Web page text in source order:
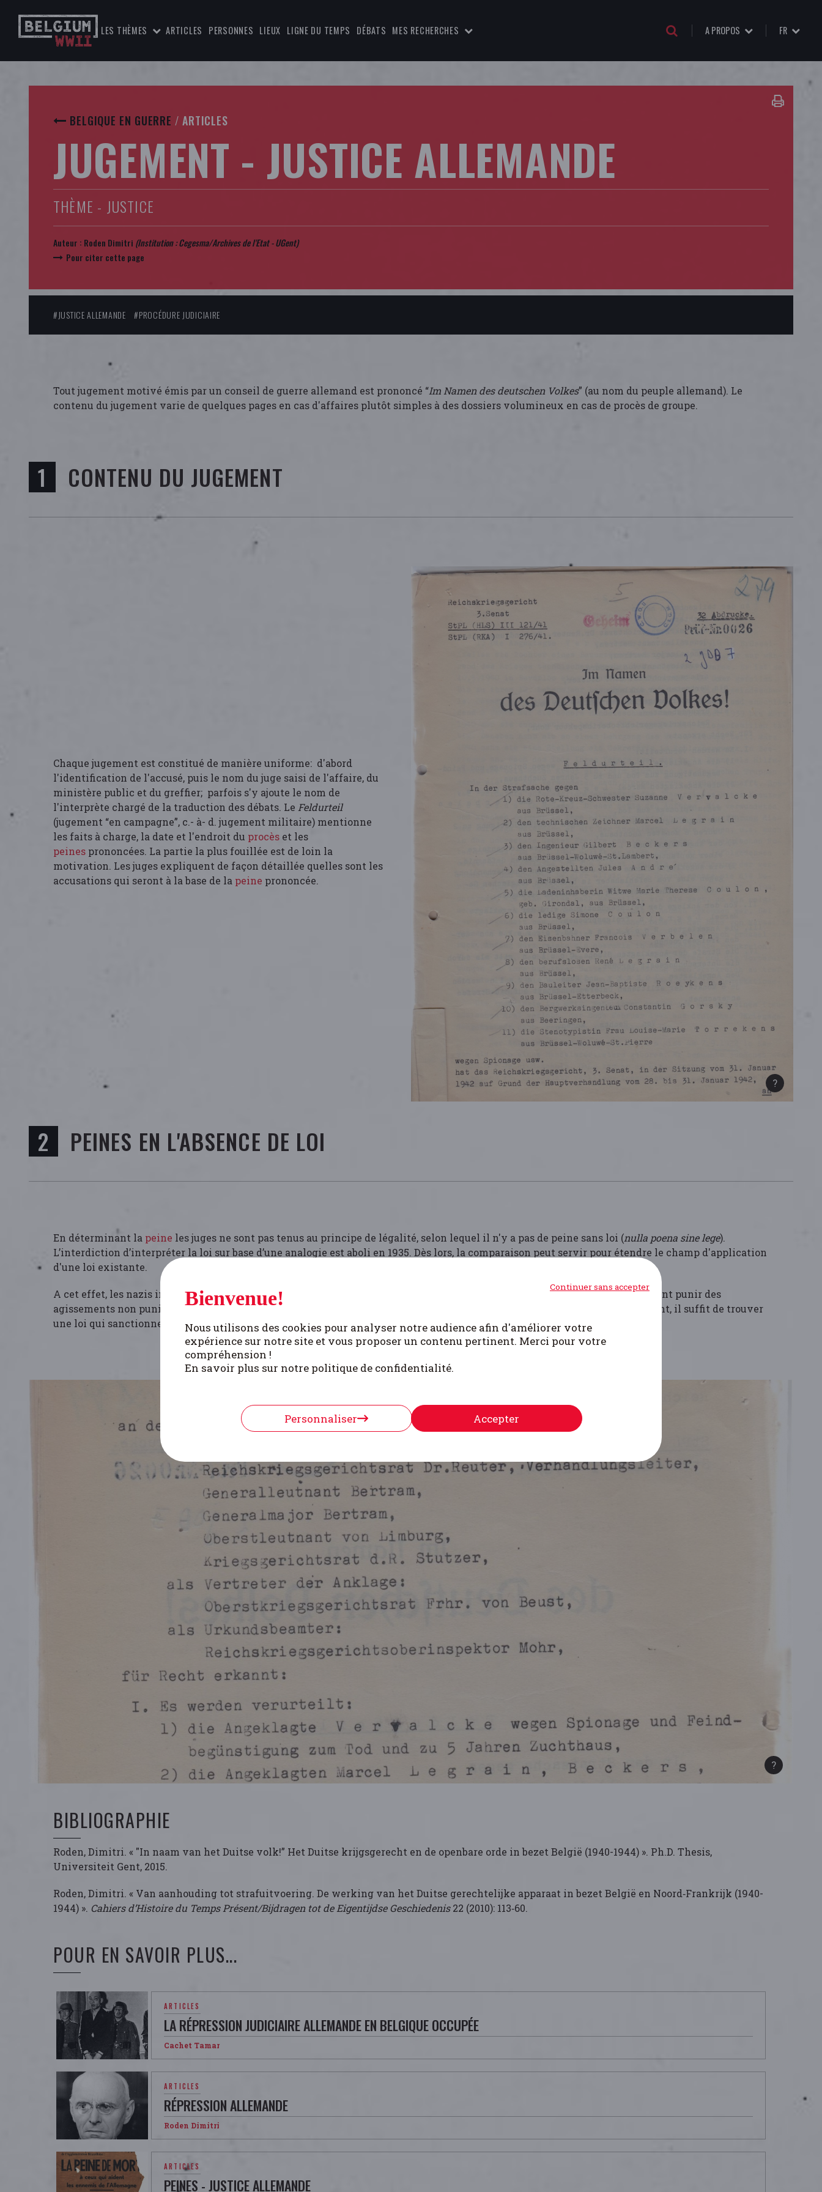
LES THÈMES ARTICLES PERSONNES LIEUX LIGNE DU TEMPS DÉBATS MES RECHERCHES A PROPOS FR
BELGIQUE EN GUERRE / ARTICLES
JUGEMENT - JUSTICE ALLEMANDE
THÈME - JUSTICE
Auteur : Roden Dimitri (Institution : Cegesma/Archives de l'Etat - UGent)
Pour citer cette page
#JUSTICE ALLEMANDE #PROCÉDURE JUDICIAIRE
Tout jugement motivé émis par un conseil de guerre allemand est prononcé “Im Namen des deutschen Volkes” (au nom du peuple allemand). Le
contenu du jugement varie de quelques pages en cas d'affaires plutôt simples à des dossiers volumineux en cas de procès de groupe.
CONTENU DU JUGEMENT
Chaque jugement est constitué de manière uniforme: d'abord
l'identification de l'accusé, puis le nom du juge saisi de l'affaire, du
ministère public et du greffier; parfois s'y ajoute le nom de
l'interprète chargé de la traduction des débats. Le Feldurteil
(jugement “en campagne”, c.- à- d. jugement militaire) mentionne
les faits à charge, la date et l'endroit du procès et les
peines prononcées. La partie la plus fouillée est de loin la
motivation. Les juges expliquent de façon détaillée quelles sont les
accusations qui seront à la base de la peine prononcée.
PEINES EN L'ABSENCE DE LOI
En déterminant la peine les juges ne sont pas tenus au principe de légalité, selon lequel il n'y a pas de peine sans loi (nulla poena sine lege).
L’interdiction d’interpréter la loi sur base d’une analogie est aboli en 1935. Dès lors, la comparaison peut servir pour étendre le champ d'application
d'une loi existante.
A cet effet, les nazis introduisent le principe du “
” (bon sens populaire) dans le droit: les juges peuvent punir des
agissements non punissables selon laloilorsque le “bon sens populaire” l'exige. En ce qui concerne la motivation du jugement, il suffit de trouver
une loi qui sanctionne une infraction aussi similaire que possible à l'acte non punissable.
BIBLIOGRAPHIE
Roden, Dimitri. « "In naam van het Duitse volk!” Het Duitse krijgsgerecht en de openbare orde in bezet België (1940-1944) ». Ph.D. Thesis,
Universiteit Gent, 2015.
Roden, Dimitri. « Van aanhouding tot strafuitvoering. De werking van het Duitse gerechtelijke apparaat in bezet België en Noord‑Frankrijk (1940-
1944) ». Cahiers d’Histoire du Temps Présent/Bijdragen tot de Eigentijdse Geschiedenis22 (2010): 113‑60.
POUR EN SAVOIR PLUS...
ARTICLES
LA RÉPRESSION JUDICIAIRE ALLEMANDE EN BELGIQUE OCCUPÉE
Cachet Tamar
ARTICLES
RÉPRESSION ALLEMANDE
Roden Dimitri
ARTICLES
PEINES - JUSTICE ALLEMANDE
Bienvenue!
Nous utilisons des cookies pour analyser notre audience afin d'améliorer votre
expérience sur notre site et vous proposer un contenu pertinent. Merci pour votre
compréhension !
En savoir plus sur notre politique de confidentialité.
Personnaliser Accepter
Continuer sans accepter